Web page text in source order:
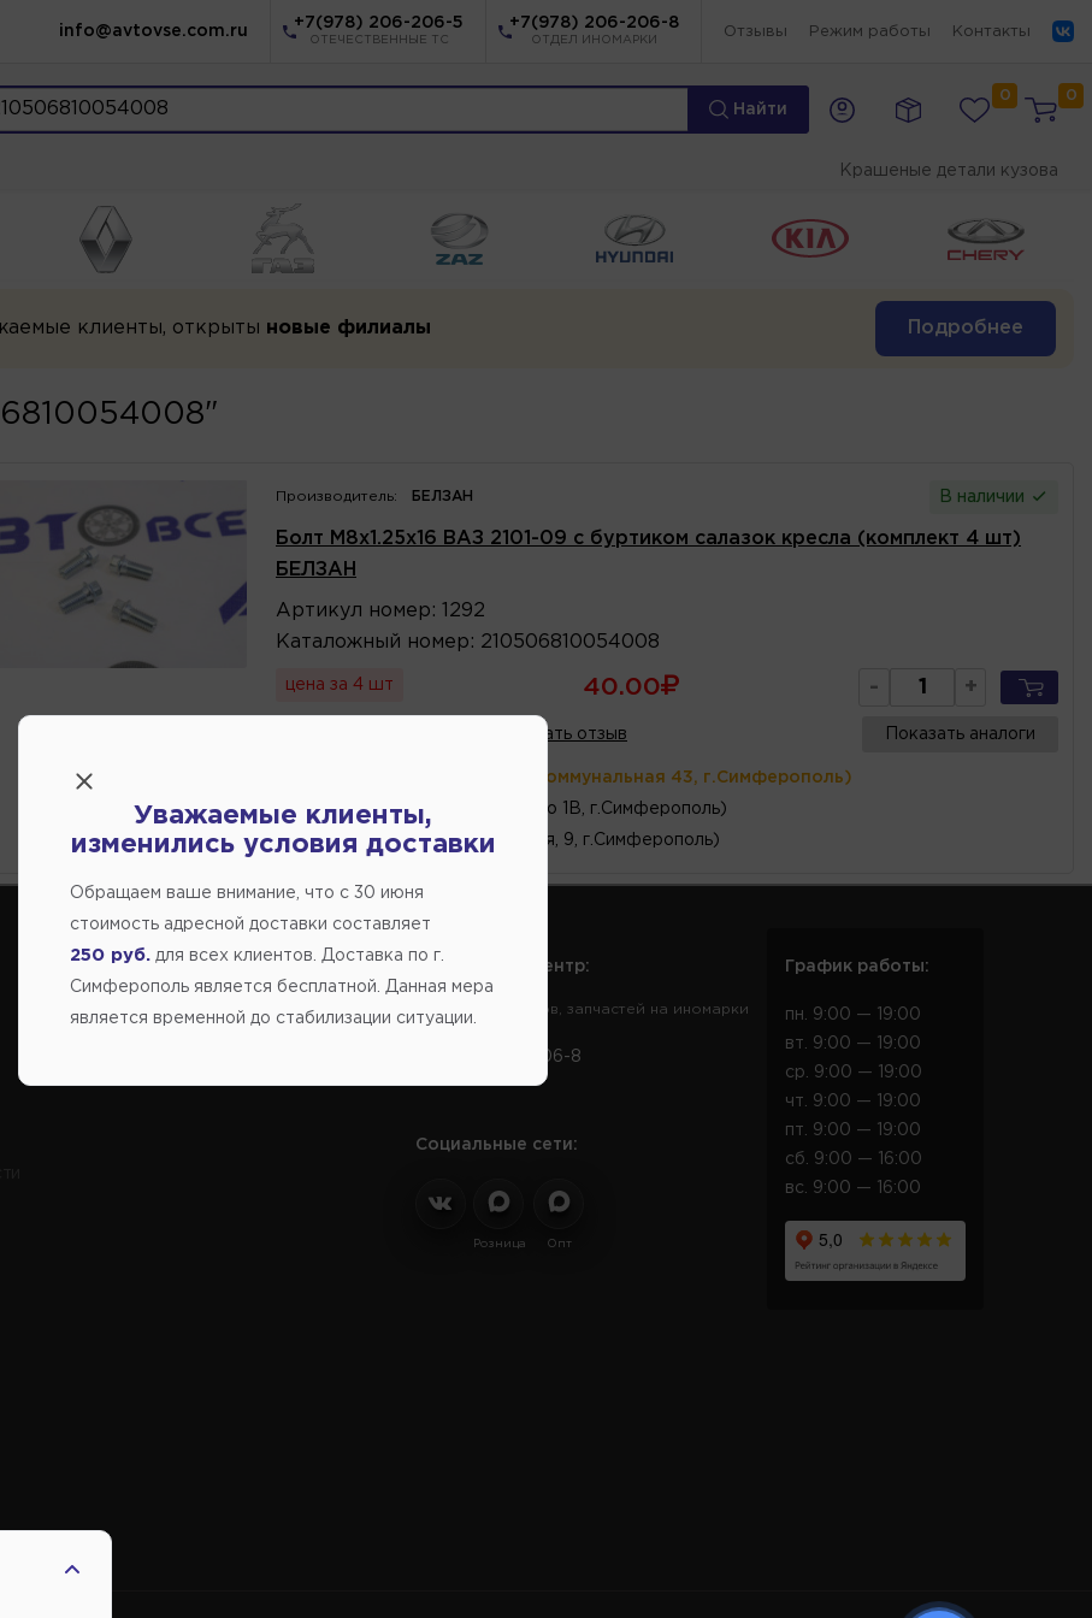
info@avtovse.com.ru
+7(978) 206-206-5
ОТЕЧЕСТВЕННЫЕ ТС
+7(978) 206-206-8
ОТДЕЛ ИНОМАРКИ
Отзывы Режим работы Контакты
Найти
0 0
Крашеные детали кузова
клиенты, открыты новые филиалы Подробнее
Производитель: БЕЛЗАН В наличии
Болт М8х1.25х16 ВАЗ 2101-09 с буртиком салазок кресла (комплект 4 шт)
БЕЛЗАН
Артикул номер : 1292
Каталожный номер : 210506810054008
цена за 4 шт 40.00 - +
Написать отзыв Показать аналоги
(ул.Коммунальная 43, г.Симферополь)
5 шт. (ул.Федоренко 1В, г.Симферополь)
2 шт.(ул. Кубанская, 9, г.Симферополь)
Справочный центр:
Продажа запчастей на отечественные авто
Справочный центр:
Заказ шин, дисков, запчастей на иномарки
+7(978) 206-206-8
Социальные сети:
Розница Опт
График работы:
пн. 9:00 — 19:00
вт. 9:00 — 19:00
ср. 9:00 — 19:00
чт. 9:00 — 19:00
пт. 9:00 — 19:00
сб. 9:00 — 16:00
вс. 9:00 — 16:00
Уважаемые клиенты,
изменились условия доставки
Обращаем ваше внимание, что c 30 июня
стоимость адресной доставки составляет
250 руб. для всех клиентов. Доставка по г.
Симферополь является бесплатной. Данная мера
является временной до стабилизации ситуации.